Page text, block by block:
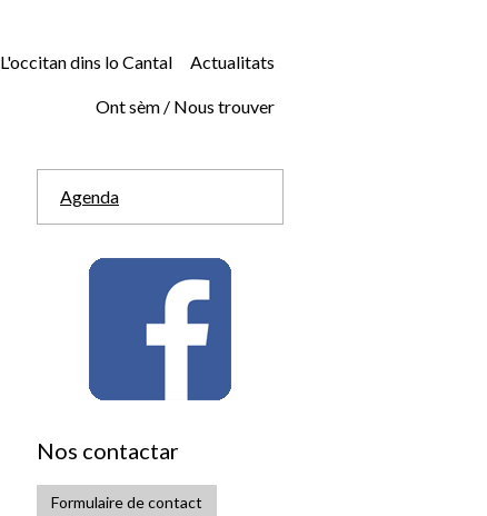
L'occitan dins lo Cantal Actualitats
Ont sèm / Nous trouver
Agenda
Nos contactar
Formulaire de contact